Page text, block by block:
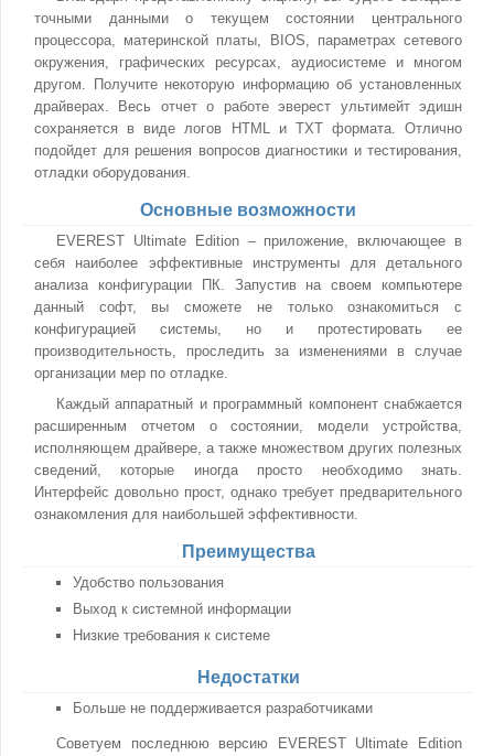
точными данными о текущем состоянии центрального
процессора, материнской платы, BIOS, параметрах сетевого
окружения, графических ресурсах, аудиосистеме и многом
другом. Получите некоторую информацию об установленных
драйверах. Весь отчет о работе эверест ультимейт эдишн
сохраняется в виде логов HTML и TXT формата. Отлично
подойдет для решения вопросов диагностики и тестирования,
отладки оборудования.
Основные возможности
EVEREST Ultimate Edition – приложение, включающее в
себя наиболее эффективные инструменты для детального
анализа конфигурации ПК. Запустив на своем компьютере
данный софт, вы сможете не только ознакомиться с
конфигурацией системы, но и протестировать ее
производительность, проследить за изменениями в случае
организации мер по отладке.
Каждый аппаратный и программный компонент снабжается
расширенным отчетом о состоянии, модели устройства,
исполняющем драйвере, а также множеством других полезных
сведений, которые иногда просто необходимо знать.
Интерфейс довольно прост, однако требует предварительного
ознакомления для наибольшей эффективности.
Преимущества
Удобство пользования
Выход к системной информации
Низкие требования к системе
Недостатки
Больше не поддерживается разработчиками
Советуем последнюю версию EVEREST Ultimate Edition